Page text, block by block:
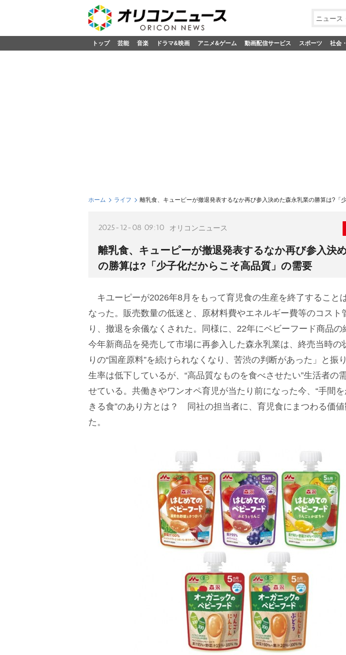
ニュース
トップ 芸能 音楽 ドラマ&映画 アニメ&ゲーム 動画配信サービス スポーツ 社会
ホーム ライフ 離乳食、キューピーが撤退発表するなか再び参入決めた森永乳業の勝算は?「
2025-12-08 09:10 オリコンニュース
離乳食、キューピーが撤退発表するなか再び参入決
の勝算は?「少子化だからこそ高品質」の需要
キユーピーが2026年8月をもって育児食の生産を終了すること
なった。販売数量の低迷と、原材料費やエネルギー費等のコスト
り、撤退を余儀なくされた。同様に、22年にベビーフード商品の
今年新商品を発売して市場に再参入した森永乳業は、終売当時の
りの“国産原料”を続けられなくなり、苦渋の判断があった」と振
生率は低下しているが、“高品質なものを食べさせたい”生活者の
せている。共働きやワンオペ育児が当たり前になった今、“手間
きる食”のあり方とは？ 同社の担当者に、育児食にまつわる価
た。